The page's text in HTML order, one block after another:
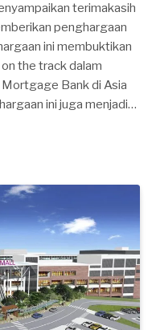
terimakasih
penghargaan
ini membuktikan
the track dalam
Bank di Asia
ini juga menjadi…